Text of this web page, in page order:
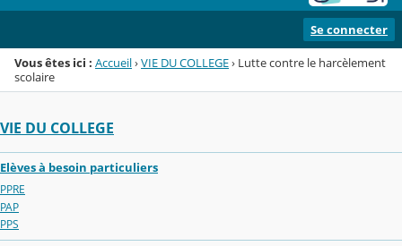
Se connecter
Vous êtes ici : Accueil›VIE DU COLLEGE› Lutte contre le harcèlement
scolaire
VIE DU COLLEGE
Elèves à besoin particuliers
PPRE
PAP
PPS